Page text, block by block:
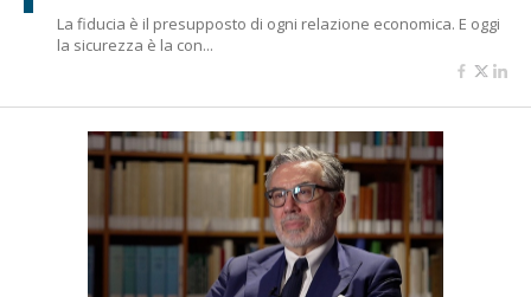
La fiducia è il presupposto di ogni relazione economica. E oggi
la sicurezza è la con...